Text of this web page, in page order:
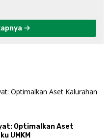
Optimalkan Aset
UMKM